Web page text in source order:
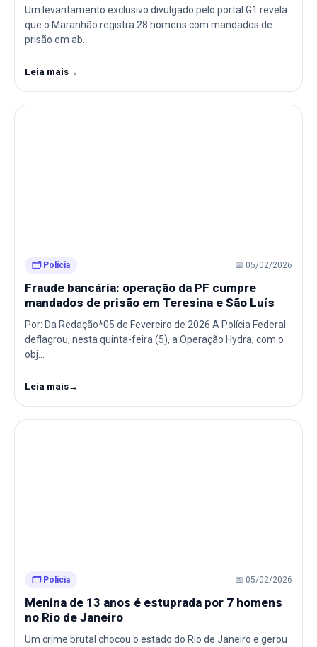
Um levantamento exclusivo divulgado pelo portal G1 revela
que o Maranhão registra 28 homens com mandados de
prisão em ab…
Leia mais→
🗂️ Polícia 📅 05/02/2026
Fraude bancária: operação da PF cumpre
mandados de prisão em Teresina e São Luís
Por: Da Redação*05 de Fevereiro de 2026 A Polícia Federal
deflagrou, nesta quinta-feira (5), a Operação Hydra, com o
obj…
Leia mais→
🗂️ Polícia 📅 05/02/2026
Menina de 13 anos é estuprada por 7 homens
no Rio de Janeiro
Um crime brutal chocou o estado do Rio de Janeiro e gerou